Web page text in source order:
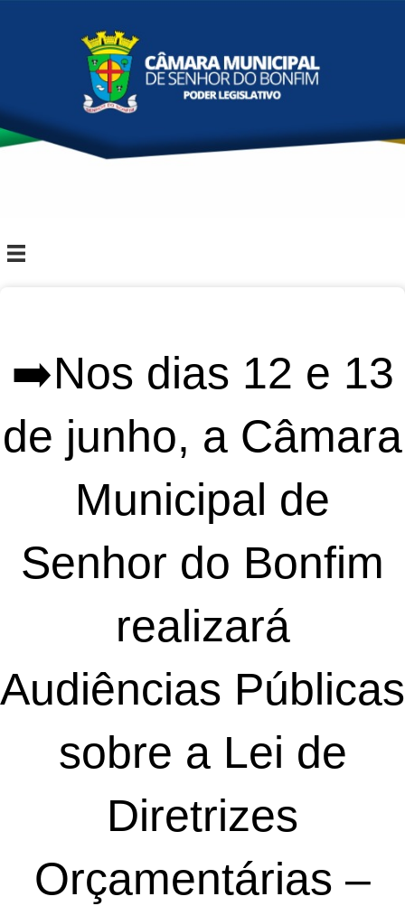
➡️Nos dias 12 e 13
de junho, a Câmara
Municipal de
Senhor do Bonfim
realizará
Audiências Públicas
sobre a Lei de
Diretrizes
Orçamentárias –